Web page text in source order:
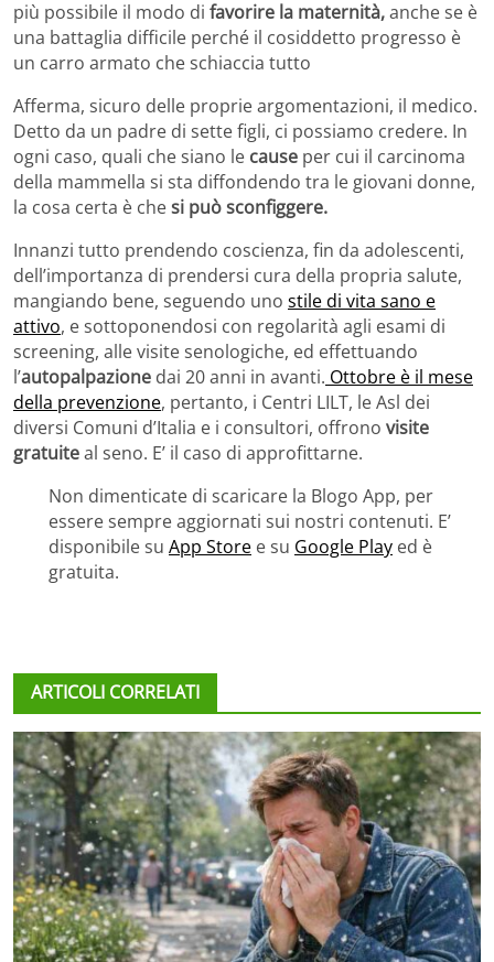
più possibile il modo di favorire la maternità,anche se è
una battaglia difficile perché il cosiddetto progresso è
un carro armato che schiaccia tutto
Afferma, sicuro delle proprie argomentazioni, il medico.
Detto da un padre di sette figli, ci possiamo credere. In
ogni caso, quali che siano le cause per cui il carcinoma
della mammella si sta diffondendo tra le giovani donne,
la cosa certa è chesi può sconfiggere.
Innanzi tutto prendendo coscienza, fin da adolescenti,
dell’importanza di prendersi cura della propria salute,
mangiando bene, seguendo uno stile di vita sano e
attivo, e sottoponendosi con regolarità agli esami di
screening, alle visite senologiche, ed effettuando
l’autopalpazione dai 20 anni in avanti. Ottobre è il mese
della prevenzione, pertanto, i Centri LILT, le Asl dei
diversi Comuni d’Italia e i consultori, offrono visite
gratuiteal seno. E’ il caso di approfittarne.
Non dimenticate di scaricare la Blogo App, per
essere sempre aggiornati sui nostri contenuti. E’
disponibile su App Store e su Google Play ed è
gratuita.
ARTICOLI CORRELATI